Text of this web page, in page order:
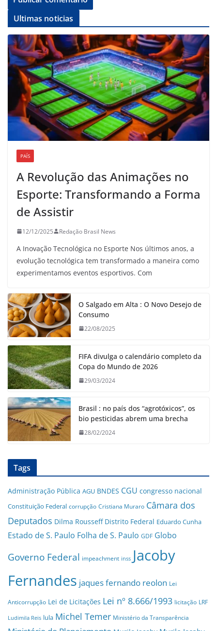
Ultimas noticias
PAÍS
A Revolução das Animações no
Esporte: Transformando a Forma
de Assistir
12/12/2025 Redação Brasil News
A Inovação Tecnológica no Esporte Nos últimos anos, a
evolução tecnológica tem transformado a maneira como
experimentamos eventos esportivos. Com
O Salgado em Alta : O Novo Desejo de
Consumo
22/08/2025
FIFA divulga o calendário completo da
Copa do Mundo de 2026
29/03/2024
Brasil : no país dos “agrotóxicos”, os
bio pesticidas abrem uma brecha
28/02/2024
Tags
Administração Pública AGU BNDES CGU congresso nacional
Constituição Federal corrupção Cristiana Muraro Câmara dos
Deputados Dilma Rousseff Distrito Federal Eduardo Cunha
Estado de S. Paulo Folha de S. Paulo GDF Globo
Governo Federal impeachment inss Jacoby
Fernandes jaques fernando reolon Lei
Anticorrupção Lei de Licitações Lei nº 8.666/1993 licitação LRF
Ludimila Reis lula Michel Temer Ministério da Transparência